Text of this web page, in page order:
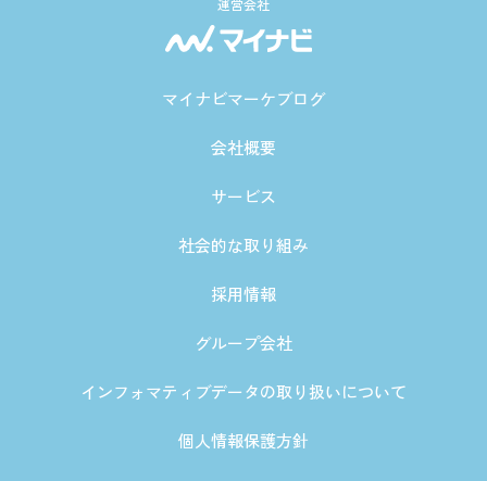
運営会社
マイナビマーケブログ
会社概要
サービス
社会的な取り組み
採用情報
グループ会社
インフォマティブデータの取り扱いについて
個人情報保護方針